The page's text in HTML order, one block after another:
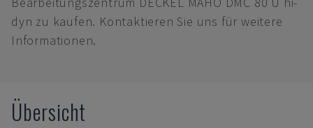
dyn zu kaufen. Kontaktieren Sie uns für weitere
Informationen.
Übersicht